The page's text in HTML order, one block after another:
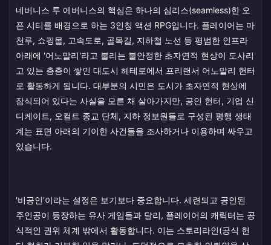
네버니스 투 에버니스의 핵심은 하나의 심리스(seamless)한 오
픈 시티를 배경으로 하는 3인칭 액션 RPG입니다. 플레이어는 마
천루, 쇼핑몰, 고속도로, 골목길, 지하철 노선 등 평범한 인프라
아래에 '어노말리'라고 불리는 불안정한 초자연적 현상이 도사리
고 있는 층층이 쌓인 대도시 헤테로에서 프리랜서 어노말리 헌터
로 활동하게 됩니다. 대부분의 시민은 도시가 초자연적 현상에
잠식되어 있다는 사실을 모른 채 살아가지만, 공인 헌터, 기업 신
디케이트, 오컬트 종교 단체, 지하 정보원들로 구성된 평행 생태
계는 표면 아래의 기이한 사건들을 조사하거나 이용하며 싸우고
있습니다.
'비공인'이라는 설정은 보기보다 중요합니다. 세련되고 공인된
주인공이 등장하는 유사 게임들과 달리, 플레이어의 캐릭터는 공
식적인 권위 체계 밖에서 활동합니다. 이는 스토리라인(공식 헌